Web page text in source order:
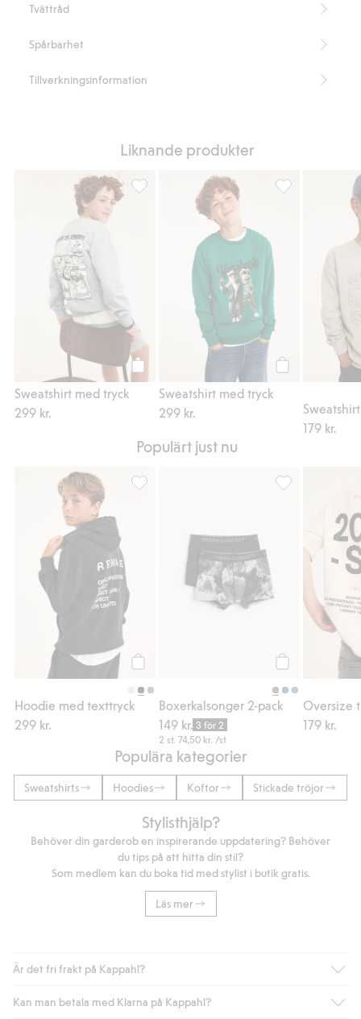
Tvättråd
Spårbarhet
Tillverkningsinformation
Liknande produkter
Köp
Sweatshirt med tryck
299 kr.
Sweatshirt med tryck, Lägg till i favoriter
Sweatshirt med tryck
299 kr.
Sweatshirt
179 kr.
Populärt just nu
Hoodie med texttryck
299 kr.
Hoodie med texttryck, Lägg till i favoriter
Boxerkalsonger 2-pack
149 kr. 3 för 2
2 st.74,50 kr. /st
179 kr.
Populära kategorier
Sweatshirts Hoodies Koftor Stickade tröjor
Stylisthjälp?
Behöver din garderob en inspirerande uppdatering? Behöver
du tips på att hitta din stil?
Som medlem kan du boka tid med stylist i butik gratis.
Läs mer
Är det fri frakt på Kappahl?
Är du medlem i Kappahl Club har du alltid gratis frakt till butik
Kan man betala med Klarna på Kappahl?